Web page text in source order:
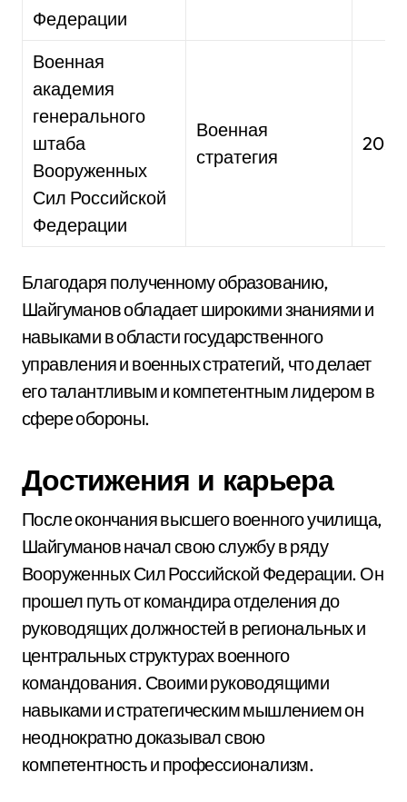
Федерации
Военная
академия
генерального
штаба
Вооруженных
Сил Российской
Федерации
Военная
стратегия
Благодаря полученному образованию,
Шайгуманов обладает широкими знаниями и
навыками в области государственного
управления и военных стратегий, что делает
его талантливым и компетентным лидером в
сфере обороны.
Достижения и карьера
После окончания высшего военного училища,
Шайгуманов начал свою службу в ряду
Вооруженных Сил Российской Федерации. Он
прошел путь от командира отделения до
руководящих должностей в региональных и
центральных структурах военного
командования. Своими руководящими
навыками и стратегическим мышлением он
неоднократно доказывал свою
компетентность и профессионализм.